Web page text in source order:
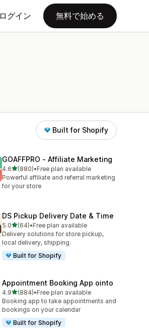
ログイン 無料で始める
Built for Shopify
GOAFFPRO ‑ Affiliate Marketing
4.65つ星中
(880)
合計レビュー数：880件
•Free plan available
Powerful affiliate and referral marketing
for your store
DS Pickup Delivery Date & Time
5.05つ星中
(64)
合計レビュー数：64件
•Free plan available
Delivery solutions for store pickup,
local delivery, shipping.
Built for Shopify
Appointment Booking App ointo
4.95つ星中
(884)
合計レビュー数：884件
•Free plan available
Booking app to take appointments and
bookings on your calendar
Built for Shopify